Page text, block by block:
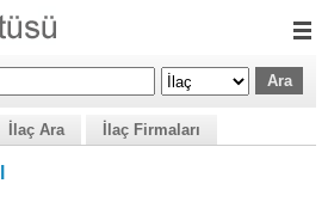
İlaç Ara İlaç Firmaları